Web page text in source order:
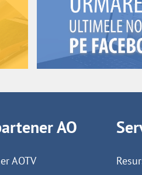
AO
AOTV